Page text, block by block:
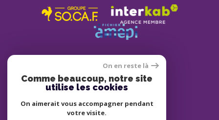
On en reste là
Comme beaucoup, notre site
utilise les cookies
On aimerait vous accompagner pendant
votre visite.